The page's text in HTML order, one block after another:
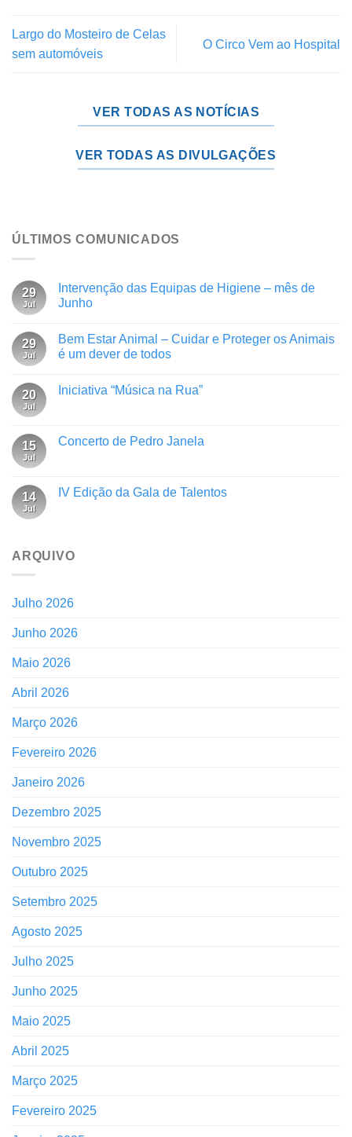
Largo do Mosteiro de Celas
sem automóveis
O Circo Vem ao Hospital
VER TODAS AS NOTÍCIAS
VER TODAS AS DIVULGAÇÕES
ÚLTIMOS COMUNICADOS
29
Jul
Intervenção das Equipas de Higiene – mês de
Junho
29
Jul
Bem Estar Animal – Cuidar e Proteger os Animais
é um dever de todos
20
Jul
Iniciativa “Música na Rua”
15
Jul
Concerto de Pedro Janela
14
Jul
IV Edição da Gala de Talentos
ARQUIVO
Julho 2026
Junho 2026
Maio 2026
Abril 2026
Março 2026
Fevereiro 2026
Janeiro 2026
Dezembro 2025
Novembro 2025
Outubro 2025
Setembro 2025
Agosto 2025
Julho 2025
Junho 2025
Maio 2025
Abril 2025
Março 2025
Fevereiro 2025